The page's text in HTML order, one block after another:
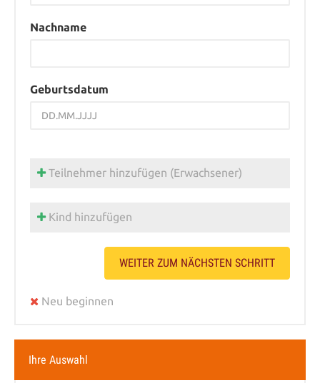
Nachname
Geburtsdatum
Teilnehmer hinzufügen (Erwachsener)
Kind hinzufügen
WEITER ZUM NÄCHSTEN SCHRITT
Neu beginnen
Ihre Auswahl